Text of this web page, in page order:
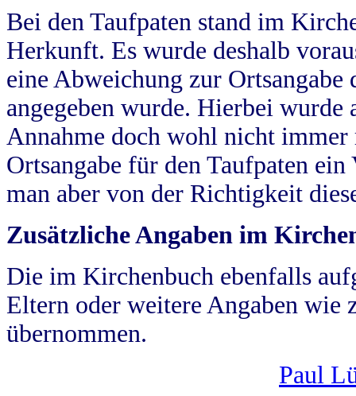
Bei den Taufpaten stand im
Herkunft. Es wurde deshalb
eine Abweichung zur
angegeben wurde. Hierbei wurde
Annahme doch wohl nicht
Ortsangabe für den Taufpaten
man aber von der Richtigkeit
Zusätzliche Angaben im
Die im Kirchenbuch ebenfalls
Eltern oder weitere Angaben wie
übernommen.
Paul